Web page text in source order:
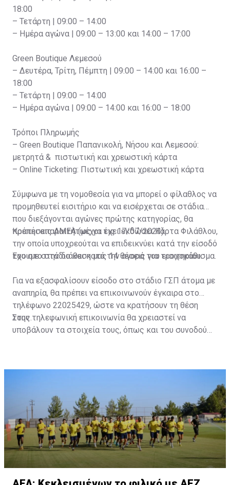
18:00
– Τετάρτη | 09:00 – 14:00
– Ημέρα αγώνα | 09:00 – 13:00 και 14:00 – 17:00
Green Boutique Λεμεσού
– Δευτέρα, Τρίτη, Πέμπτη | 09:00 – 14:00 και 16:00 –
18:00
– Τετάρτη | 09:00 – 14:00
– Ημέρα αγώνα | 09:00 – 14:00 και 16:00 – 18:00
Τρόποι Πληρωμής
– Green Boutique Παπανικολή, Νήσου και Λεμεσού:
μετρητά & πιστωτική και χρεωστική κάρτα
– Online Ticketing: Πιστωτική και χρεωστική κάρτα
Σύμφωνα με τη νομοθεσία για να μπορεί ο φίλαθλος να
προμηθευτεί εισιτήριο και να εισέρχεται σε στάδια
που διεξάγονται αγώνες πρώτης κατηγορίας, θα
πρέπει απαραιτήτως να έχει εκδώσει Κάρτα Φιλάθλου,
την οποία υποχρεούται να επιδεικνύει κατά την είσοδό
του στο στάδιο και κατά την αγορά του εισιτηρίου.
Κρατήσεις ΑΜΕΑ (μέχρι τις 17/07/2023)
Έχουμε στην διάθεση μας 14 θέσεις για τροχοκάθισμα.
Για να εξασφαλίσουν είσοδο στο στάδιο ΓΣΠ άτομα με
αναπηρία, θα πρέπει να επικοινωνούν έγκαιρα στο
τηλέφωνο 22025429, ώστε να κρατήσουν τη θέση
τους.
Στην τηλεφωνική επικοινωνία θα χρειαστεί να
υποβάλουν τα στοιχεία τους, όπως και του συνοδού
κάρτα ΑμεΑ και αριθμός κάρτας φιλάθλου του